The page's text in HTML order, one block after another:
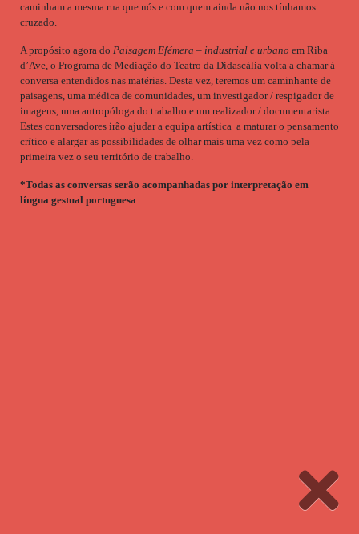
caminham a mesma rua que nós e com quem ainda não nos tínhamos
cruzado.
A propósito agora do Paisagem Efémera – industrial e urbano em Riba
d’Ave, o Programa de Mediação do Teatro da Didascália volta a chamar à
conversa entendidos nas matérias. Desta vez, teremos um caminhante de
paisagens, uma médica de comunidades, um investigador / respigador de
imagens, uma antropóloga do trabalho e um realizador / documentarista.
Estes conversadores irão ajudar a equipa artística a maturar o pensamento
crítico e alargar as possibilidades de olhar mais uma vez como pela
primeira vez o seu território de trabalho.
*Todas as conversas serão acompanhadas por interpretação em
língua gestual portuguesa